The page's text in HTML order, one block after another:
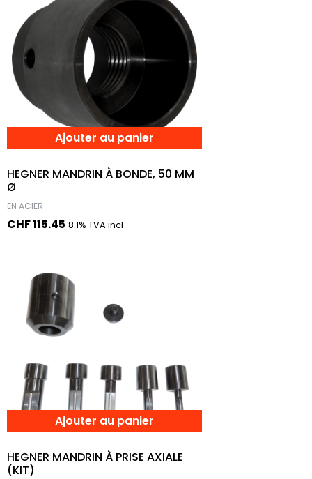
Ajouter au panier
HEGNER MANDRIN À BONDE, 50 MM
Ø
EN ACIER
CHF115.45 8.1% TVA incl
Ajouter au panier
HEGNER MANDRIN À PRISE AXIALE
(KIT)